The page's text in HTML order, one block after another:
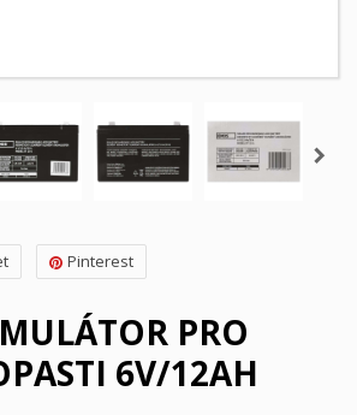
Pinterest
PRO
6V/12AH